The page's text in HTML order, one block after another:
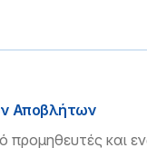
Αποβλήτων
προμηθευτές και